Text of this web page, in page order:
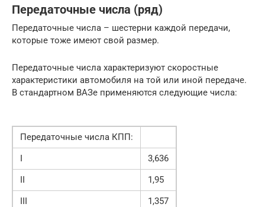
Передаточные числа (ряд)
Передаточные числа – шестерни каждой передачи,
которые тоже имеют свой размер.
Передаточные числа характеризуют скоростные
характеристики автомобиля на той или иной передаче.
В стандартном ВАЗе применяются следующие числа:
Передаточные числа КПП:
I
3,636
II
1,95
III
1,357